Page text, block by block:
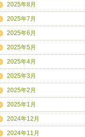
2025年8月
2025年7月
2025年6月
2025年5月
2025年4月
2025年3月
2025年2月
2025年1月
2024年12月
2024年11月